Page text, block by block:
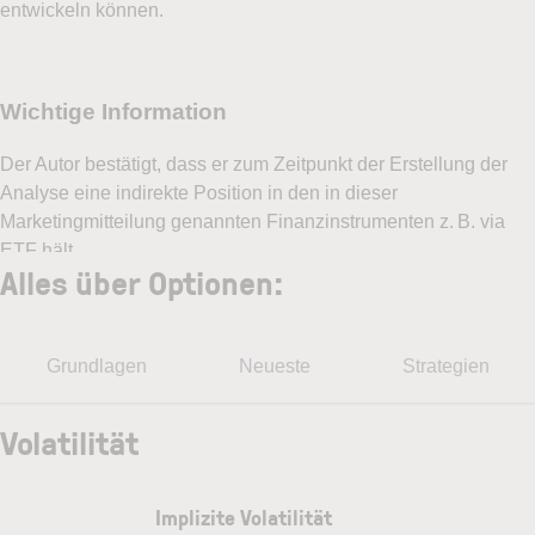
pro Woche erscheinenden Newsletter
LYNX mir regelmäßige Werbe-E-Mails mit
Marketingnachrichten zusenden darf. Ich kann
mich jederzeit über den Abmeldelink im Newsletter
oder per E-Mail anservice@lynxbroker.de
abmelden, ohne dass hierfür andere als die
Übermittlungskosten nach den Basistarifen
entstehen. Weitere Informationen zum
Datenschutzerklärung
pro Woche erscheinenden Newsletter
Eröffnung des Demokontos stimme ich zu, dass
entwickeln können.
Alles über Optionen:
Grundlagen Neueste Strategien
Volatilität
Implizite Volatilität